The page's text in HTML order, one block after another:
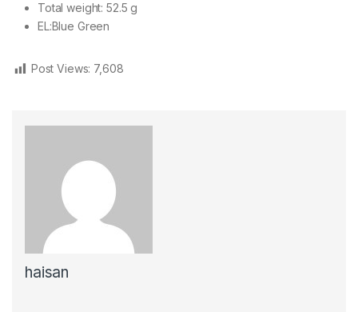
Total weight: 52.5 g
EL:Blue Green
Post Views: 7,608
haisan